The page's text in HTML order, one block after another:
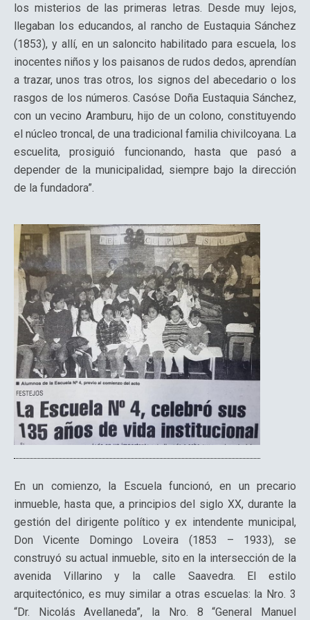
los misterios de las primeras letras. Desde muy lejos,
llegaban los educandos, al rancho de Eustaquia Sánchez
(1853), y allí, en un saloncito habilitado para escuela, los
inocentes niños y los paisanos de rudos dedos, aprendían
a trazar, unos tras otros, los signos del abecedario o los
rasgos de los números. Casóse Doña Eustaquia Sánchez,
con un vecino Aramburu, hijo de un colono, constituyendo
el núcleo troncal, de una tradicional familia chivilcoyana. La
escuelita, prosiguió funcionando, hasta que pasó a
depender de la municipalidad, siempre bajo la dirección
de la fundadora”.
En un comienzo, la Escuela funcionó, en un precario
inmueble, hasta que, a principios del siglo XX, durante la
gestión del dirigente político y ex intendente municipal,
Don Vicente Domingo Loveira (1853 – 1933), se
construyó su actual inmueble, sito en la intersección de la
avenida Villarino y la calle Saavedra. El estilo
arquitectónico, es muy similar a otras escuelas: la Nro. 3
“Dr. Nicolás Avellaneda”, la Nro. 8 “General Manuel